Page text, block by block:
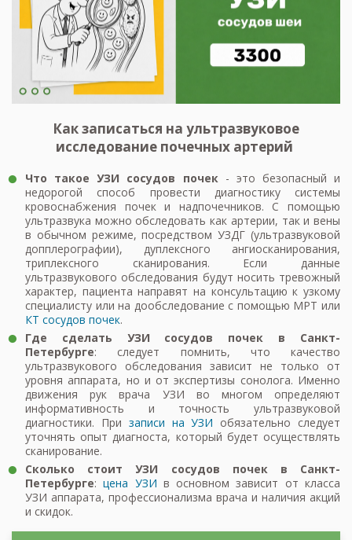
Как записаться на ультразвуковое
исследование почечных артерий
Что такое УЗИ сосудов почек- это безопасный и
недорогой способ провести диагностику системы
кровоснабжения почек и надпочечников. С помощью
ультразвука можно обследовать как артерии, так и вены
в обычном режиме, посредством УЗДГ (ультразвуковой
допплерографии), дуплексного ангиосканирования,
триплексного сканирования. Если данные
ультразвукового обследования будут носить тревожный
характер, пациента направят на консультацию к узкому
специалисту или на дообследование с помощью МРТ или
КТ сосудов почек.
Где сделать УЗИ сосудов почек в Санкт-
Петербурге: следует помнить, что качество
ультразвукового обследования зависит не только от
уровня аппарата, но и от экспертизы сонолога. Именно
движения рук врача УЗИ во многом определяют
информативность и точность ультразвуковой
диагностики. При записи на УЗИ обязательно следует
уточнять опыт диагноста, который будет осуществлять
сканирование.
Сколько стоит УЗИ сосудов почек в Санкт-
Петербурге:цена УЗИ в основном зависит от класса
УЗИ аппарата, профессионализма врача и наличия акций
и скидок.